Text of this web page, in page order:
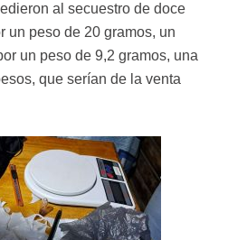
al secuestro de doce
un peso de 20 gramos, un
un peso de 9,2 gramos, una
que serían de la venta